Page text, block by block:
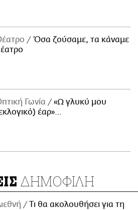
Όσα ζούσαμε, τα κάναμε
Γωνία
«Ω γλυκύ μου
έαρ»…
ΔΗΜΟΦΙΛΗ
Τι θα ακολουθήσει για τη